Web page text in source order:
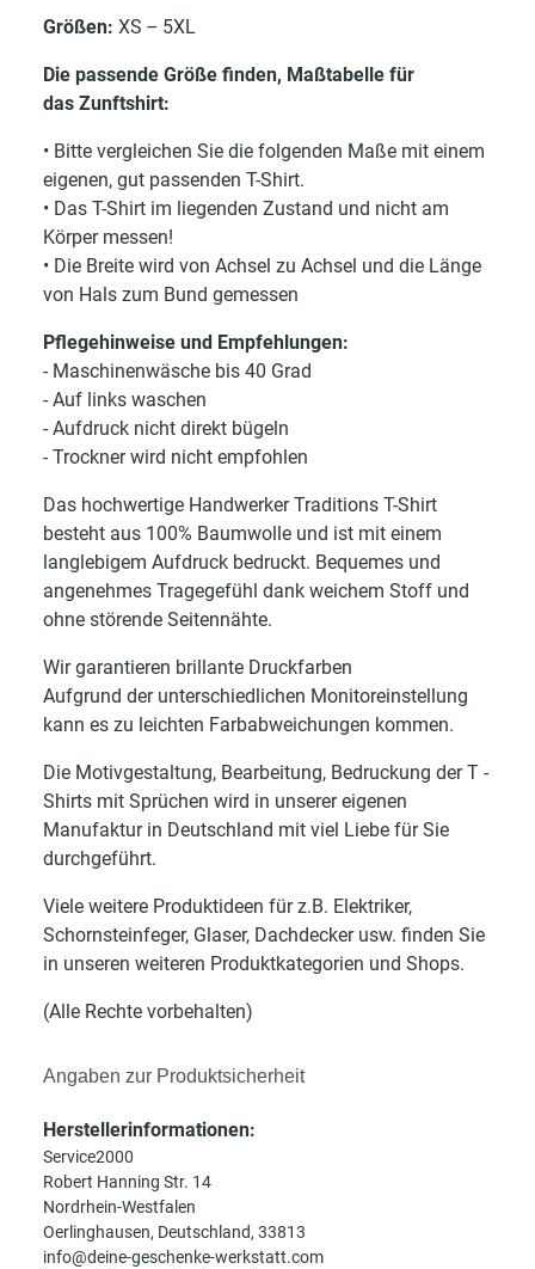
Größen: XS – 5XL
Die passende Größe finden, Maßtabelle für
das Zunftshirt:
• Bitte vergleichen Sie die folgenden Maße mit einem
eigenen, gut passenden T-Shirt.
• Das T-Shirt im liegenden Zustand und nicht am
Körper messen!
• Die Breite wird von Achsel zu Achsel und die Länge
von Hals zum Bund gemessen
Pflegehinweise und Empfehlungen:
- Maschinenwäsche bis 40 Grad
- Auf links waschen
- Aufdruck nicht direkt bügeln
- Trockner wird nicht empfohlen
Das hochwertige Handwerker Traditions T-Shirt
besteht aus 100% Baumwolle und ist mit einem
langlebigem Aufdruck bedruckt. Bequemes und
angenehmes Tragegefühl dank weichem Stoff und
ohne störende Seitennähte.
Wir garantieren brillante Druckfarben
Aufgrund der unterschiedlichen Monitoreinstellung
kann es zu leichten Farbabweichungen kommen.
Die Motivgestaltung, Bearbeitung, Bedruckung der T -
Shirts mit Sprüchen wird in unserer eigenen
Manufaktur in Deutschland mit viel Liebe für Sie
durchgeführt.
Viele weitere Produktideen für z.B. Elektriker,
Schornsteinfeger, Glaser, Dachdecker usw. finden Sie
in unseren weiteren Produktkategorien und Shops.
(Alle Rechte vorbehalten)
Angaben zur Produktsicherheit
Herstellerinformationen:
Service2000
Robert Hanning Str. 14
Nordrhein-Westfalen
Oerlinghausen, Deutschland, 33813
info@deine-geschenke-werkstatt.com